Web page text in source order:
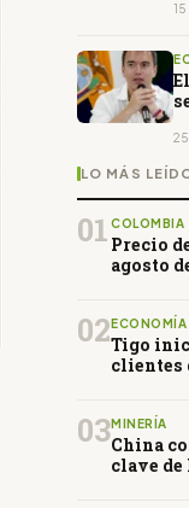
LO MÁS
01 COLOMBIA
Precio
agosto
02 ECONOMÍA
Tigo
clientes
03MINERÍA
China
clave